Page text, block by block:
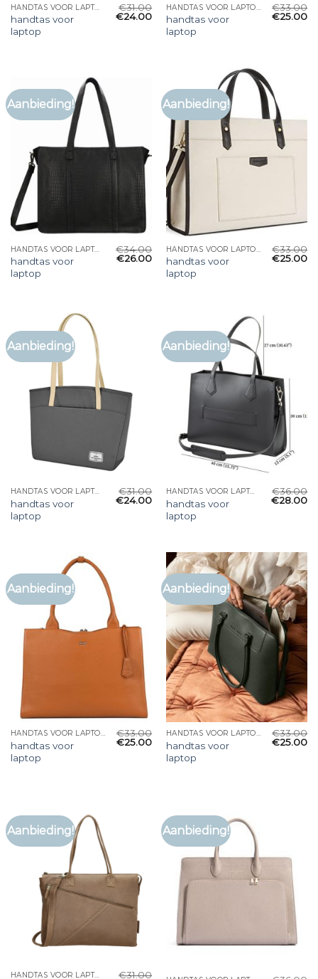
HANDTAS VOOR LAPTOP
handtas voor
laptop
€31.00
€24.00
handtas voor
laptop
€33.00
€25.00
Aanbieding!
HANDTAS VOOR LAPTOP
handtas voor
laptop
€34.00
€26.00
Aanbieding!
HANDTAS VOOR LAPTOP
handtas voor
laptop
€33.00
€25.00
Aanbieding!
HANDTAS VOOR LAPTOP
handtas voor
laptop
€31.00
€24.00
Aanbieding!
HANDTAS VOOR LAPTOP
handtas voor
laptop
€36.00
€28.00
Aanbieding!
HANDTAS VOOR LAPTOP
handtas voor
laptop
€33.00
€25.00
Aanbieding!
HANDTAS VOOR LAPTOP
handtas voor
laptop
€33.00
€25.00
Aanbieding!
HANDTAS VOOR LAPTOP €31.00
Aanbieding!